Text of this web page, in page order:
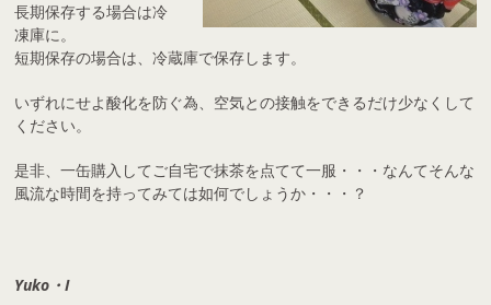
長期保存する場合は冷
凍庫に。
短期保存の場合は、冷蔵庫で保存します。
いずれにせよ酸化を防ぐ為、空気との接触をできるだけ少なくして
ください。
是非、一缶購入してご自宅で抹茶を点てて一服・・・なんてそんな
風流な時間を持ってみては如何でしょうか・・・？
Yuko・I